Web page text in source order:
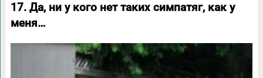
17. Да, ни у кого нет таких симпатяг, как у
меня…